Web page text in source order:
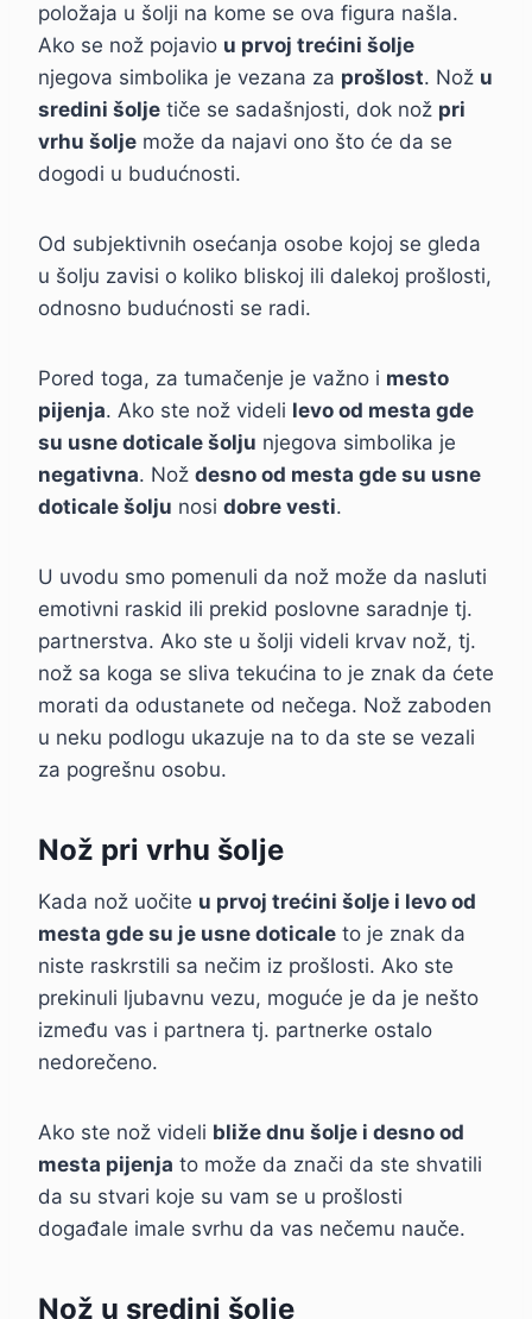
položaja u šolji na kome se ova figura našla.
Ako se nož pojavio u prvoj trećini šolje
njegova simbolika je vezana za prošlost. Nož u
sredini šolje tiče se sadašnjosti, dok nož pri
vrhu šolje može da najavi ono što će da se
dogodi u budućnosti.
Od subjektivnih osećanja osobe kojoj se gleda
u šolju zavisi o koliko bliskoj ili dalekoj prošlosti,
odnosno budućnosti se radi.
Pored toga, za tumačenje je važno i mesto
pijenja. Ako ste nož videli levo od mesta gde
su usne doticale šolju njegova simbolika je
negativna. Nož desno od mesta gde su usne
doticale šolju nosi dobre vesti.
U uvodu smo pomenuli da nož može da nasluti
emotivni raskid ili prekid poslovne saradnje tj.
partnerstva. Ako ste u šolji videli krvav nož, tj.
nož sa koga se sliva tekućina to je znak da ćete
morati da odustanete od nečega. Nož zaboden
u neku podlogu ukazuje na to da ste se vezali
za pogrešnu osobu.
Nož pri vrhu šolje
Kada nož uočite u prvoj trećini šolje i levo od
mesta gde su je usne doticale to je znak da
niste raskrstili sa nečim iz prošlosti. Ako ste
prekinuli ljubavnu vezu, moguće je da je nešto
između vas i partnera tj. partnerke ostalo
nedorečeno.
Ako ste nož videli bliže dnu šolje i desno od
mesta pijenja to može da znači da ste shvatili
da su stvari koje su vam se u prošlosti
događale imale svrhu da vas nečemu nauče.
Nož u sredini šolje